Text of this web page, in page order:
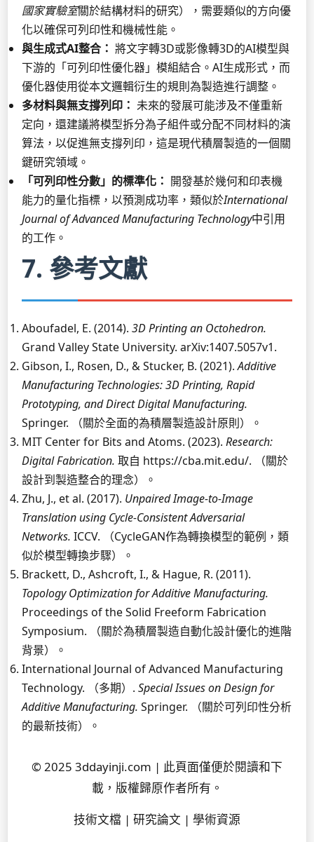
國家實驗室關於結構材料的研究），需要類似的方向優
化以確保可列印性和機械性能。
與生成式AI整合： 將文字轉3D或影像轉3D的AI模型與
下游的「可列印性優化器」模組結合。AI生成形式，而
優化器使用從本文邏輯衍生的規則為製造進行調整。
多材料與無支撐列印： 未來的發展可能涉及不僅重新
定向，還建議將模型拆分為子組件或分配不同材料的演
算法，以促進無支撐列印，這是現代積層製造的一個關
鍵研究領域。
「可列印性分數」的標準化： 開發基於幾何和印表機
能力的量化指標，以預測成功率，類似於International
Journal of Advanced Manufacturing Technology中引用
的工作。
7. 參考文獻
Aboufadel, E. (2014). 3D Printing an Octohedron.
Grand Valley State University. arXiv:1407.5057v1.
Gibson, I., Rosen, D., & Stucker, B. (2021).Additive
Manufacturing Technologies: 3D Printing, Rapid
Prototyping, and Direct Digital Manufacturing.
Springer. （關於全面的為積層製造設計原則）。
MIT Center for Bits and Atoms. (2023). Research:
Digital Fabrication. 取自 https://cba.mit.edu/. （關於
設計到製造整合的理念）。
Zhu, J., et al. (2017). Unpaired Image-to-Image
Translation using Cycle-Consistent Adversarial
Networks. ICCV. （CycleGAN作為轉換模型的範例，類
似於模型轉換步驟）。
Brackett, D., Ashcroft, I., & Hague, R. (2011).
Topology Optimization for Additive Manufacturing.
Proceedings of the Solid Freeform Fabrication
Symposium. （關於為積層製造自動化設計優化的進階
背景）。
International Journal of Advanced Manufacturing
Technology. （多期）. Special Issues on Design for
Additive Manufacturing. Springer. （關於可列印性分析
的最新技術）。
© 2025 3ddayinji.com | 此頁面僅便於閱讀和下
載，版權歸原作者所有。
技術文檔 | 研究論文 | 學術資源